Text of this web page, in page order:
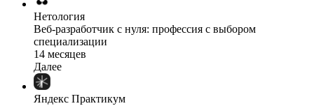
Нетология
Веб-разработчик с нуля: профессия с выбором
специализации
14 месяцев
Далее
Яндекс Практикум